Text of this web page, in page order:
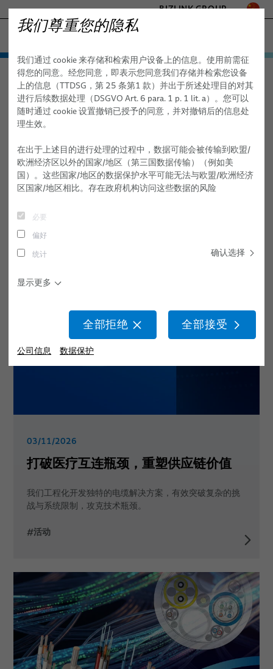
BIZLINK GROUP
工厂自动化与机械
海事
交通
半导体技术
通讯与网络
- ENGINEERED SOLUTIONS
SILICONE CABLE SOLUTIONS
产品与服务
医疗线缆
定制化散装线缆
光缆
elocab 微型线缆
扁平线排
elocab 内窥镜线缆
抗菌线缆
用于医疗系统的线缆组件
定制化医疗线缆
一次性线缆
线缆子系统
模制插头、索环和 Y 形分路器
医疗机器人
BizLink PULSAR 平台
BizLink ORION 患者摆位系统
服务
咨询、工程和设计
按图生产
系统技术/模块组装
模制零件的快速原型制作
应用
诊断成像
乳腺 X 光检查
CT 计算机断层扫描
磁共振成像 (MRI)
体内
外科手术
高频手术
机器人和计算机辅助手术 (CAS)
监护
心电图（ECG）、脑电图（EEG）和脑磁图（MEG）
生命支持系统
实验室诊断
美容
销售网络
关于我们
质量
技术
研究开发
环境与能源
出版物
医疗 新闻
新闻
根据主题筛选
03/11/2026
打破医疗互连瓶颈，重塑供应链价值
我们工程化开发独特的电缆解决方案，有效突破复杂的挑
战与系统限制，攻克技术瓶颈。
#活动
我们尊重您的隐私
我们通过 cookie 来存储和检索用户设备上的信息。使用前需征
得您的同意。经您同意，即表示您同意我们存储并检索您设备
上的信息（TTDSG，第 25 条第1 款）并出于所述处理目的对其
进行后续数据处理（DSGVO Art. 6 para. 1 p. 1 lit. a）。您可以
随时通过 cookie 设置撤销已授予的同意，并对撤销后的信息处
理生效。
在出于上述目的进行处理的过程中，数据可能会被传输到欧盟/
欧洲经济区以外的国家/地区（第三国数据传输）（例如美
国）。这些国家/地区的数据保护水平可能无法与欧盟/欧洲经济
区国家/地区相比。存在政府机构访问这些数据的风险
必要
偏好
统计 确认选择
显示更多
全部拒绝 全部接受
公司信息 数据保护